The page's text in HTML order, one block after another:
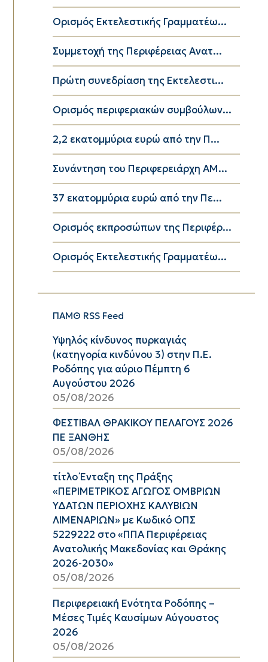
Ορισμός Εκτελεστικής Γραμματέω...
Συμμετοχή της Περιφέρειας Ανατ...
Πρώτη συνεδρίαση της Εκτελεστι...
Ορισμός περιφεριακών συμβούλων...
2,2 εκατομμύρια ευρώ από την Π...
Συνάντηση του Περιφερειάρχη ΑΜ...
37 εκατομμύρια ευρώ από την Πε...
Ορισμός εκπροσώπων της Περιφέρ...
Ορισμός Εκτελεστικής Γραμματέω...
ΠΑΜΘ RSS Feed
Υψηλός κίνδυνος πυρκαγιάς
(κατηγορία κινδύνου 3) στην Π.Ε.
Ροδόπης για αύριο Πέμπτη 6
Αυγούστου 2026
05/08/2026
ΦΕΣΤΙΒΑΛ ΘΡΑΚΙΚΟΥ ΠΕΛΑΓΟΥΣ 2026
ΠΕ ΞΑΝΘΗΣ
05/08/2026
τίτλο Ένταξη της Πράξης
«ΠΕΡΙΜΕΤΡΙΚΟΣ ΑΓΩΓΟΣ ΟΜΒΡΙΩΝ
ΥΔΑΤΩΝ ΠΕΡΙΟΧΗΣ ΚΑΛΥΒΙΩΝ
ΛΙΜΕΝΑΡΙΩΝ» με Κωδικό ΟΠΣ
5229222 στο «ΠΠΑ Περιφέρειας
Ανατολικής Μακεδονίας και Θράκης
2026-2030»
05/08/2026
Περιφερειακή Ενότητα Ροδόπης –
Μέσες Τιμές Καυσίμων Αύγουστος
2026
05/08/2026